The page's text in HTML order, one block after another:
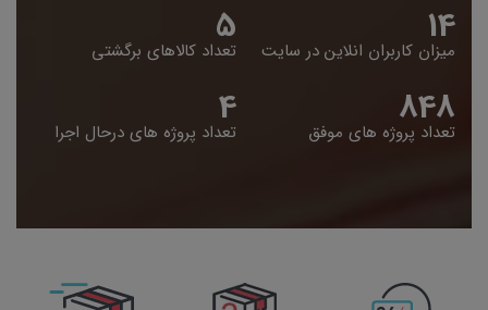
14
میزان کاربران انلاین در سایت 5
تعداد کالاهای برگشتی
848
تعداد پروژه های موفق 4
تعداد پروژه های درحال اجرا